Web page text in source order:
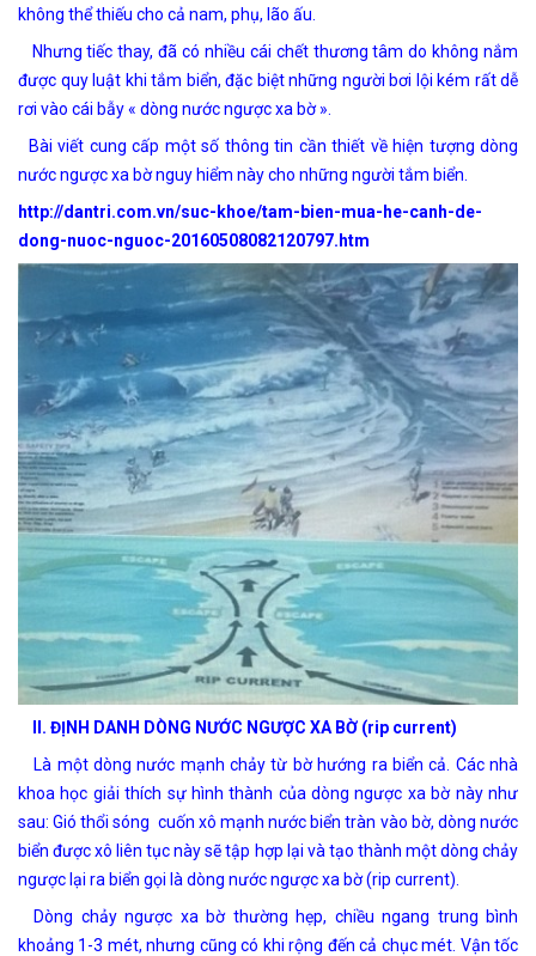
không thể thiếu cho cả nam, phụ, lão ấu.
Nhưng tiếc thay, đã có nhiều cái chết thương tâm do không nắm
được quy luật khi tắm biển, đặc biệt những người bơi lội kém rất dễ
rơi vào cái bẫy « dòng nước ngược xa bờ ».
Bài viết cung cấp một số thông tin cần thiết về hiện tượng dòng
nước ngược xa bờ nguy hiểm này cho những người tắm biển.
http://dantri.com.vn/suc-khoe/tam-bien-mua-he-canh-de-
dong-nuoc-nguoc-20160508082120797.htm
II. ĐỊNH DANH DÒNG NƯỚC NGƯỢC XA BỜ (rip current)
Là một dòng nước mạnh chảy từ bờ hướng ra biển cả. Các nhà
khoa học giải thích sự hình thành của dòng ngược xa bờ này như
sau: Gió thổi sóng cuốn xô mạnh nước biển tràn vào bờ, dòng nước
biển được xô liên tục này sẽ tập hợp lại và tạo thành một dòng chảy
ngược lại ra biển gọi là dòng nước ngược xa bờ (rip current).
Dòng chảy ngược xa bờ thường hẹp, chiều ngang trung bình
khoảng 1-3 mét, nhưng cũng có khi rộng đến cả chục mét. Vận tốc